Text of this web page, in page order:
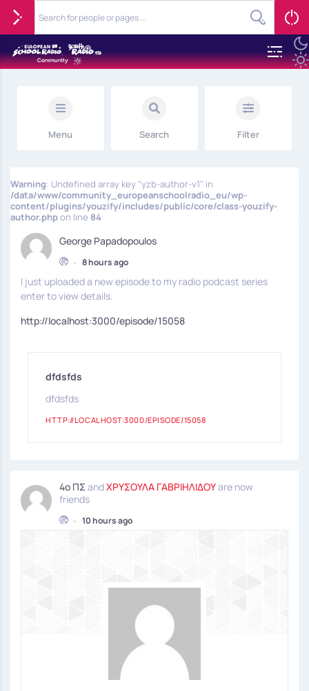
Menu Search Filter
Warning: Undefined array key "yzb-author-v1" in
/data/www/community_europeanschoolradio_eu/wp-
content/plugins/youzify/includes/public/core/class-youzify-
author.phpon line 84
George Papadopoulos
• 8 hours ago
I just uploaded a new episode to my radio podcast series
enter to view details.
http://localhost:3000/episode/15058
dfdsfds
dfdsfds
HTTP://LOCALHOST:3000/EPISODE/15058
4ο ΠΣ andΧΡΥΣΟΥΛΑ ΓΑΒΡΙΗΛΙΔΟΥare now
friends
• 10 hours ago